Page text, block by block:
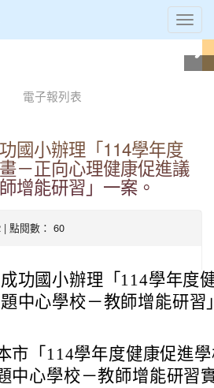
電子報列表
國小辦理「114學年度
－正向心理健康促進議
增能研習」一案。
| 點閱數： 60
功國小辦理「114學年度
中心學校－教師增能研習
市「114學年度健康促進
中心學校－教師增能研習